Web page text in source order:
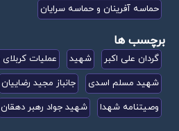
حماسه آفرینان و حماسه سرایان
برچسب ها
گردان علی اکبر شهید عملیات کربلای 5
شهید مسلم اسدی
جانباز مجید رضاییان
وصیتنامه شهدا
شهید جواد رهبر دهقان